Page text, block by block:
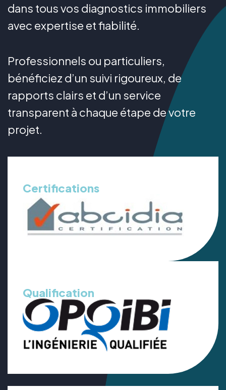
dans tous vos diagnostics immobiliers
avec expertise et fiabilité.
Professionnels ou particuliers,
bénéficiez d’un suivi rigoureux, de
rapports clairs et d’un service
transparent à chaque étape de votre
projet.
Certifications
Qualification